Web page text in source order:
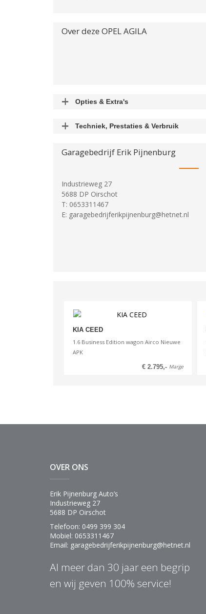
Over deze OPELAGILA
Opties & Extra's
Extra's
Airbag Bestuurder
Techniek, Prestaties & Verbruik
4
Boring X Slag
0.00 mm
Rijklaargewicht
Garagebedrijf Erik Pijnenburg
Industrieweg 27
5688 DP Oirschot
T: 0653311467
E: garagebedrijferikpijnenburg@hetnet.nl
KIA CEED
1.6 Business Edition wagon Airco Nieuwe
APK
€ 2.795,- Marge
OVER ONS
Erik Pijnenburg Auto’s
Industrieweg 27
5688 DP Oirschot
Telefoon: 0499 399 304
Mobiel: 0653311467
Email: garagebedrijferikpijnenburg@hetnet.nl
Al meer dan 30 jaar een begrip
en wij geven 100% service!